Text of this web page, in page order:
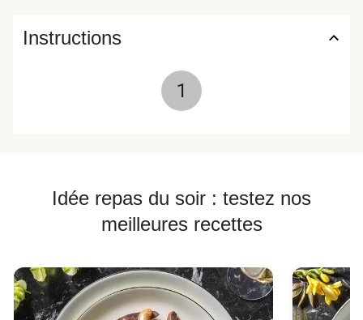
Instructions
1
Idée repas du soir : testez nos
meilleures recettes